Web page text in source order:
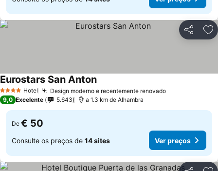
Partilhar
4 EstrelasHotel Design moderno e recentemente renovado
Eurostars San Anton
9,0 Excelente 5.643 a 1.3 km de Alhambra
De € 50
Consulte os preços de 14 sites Ver preços